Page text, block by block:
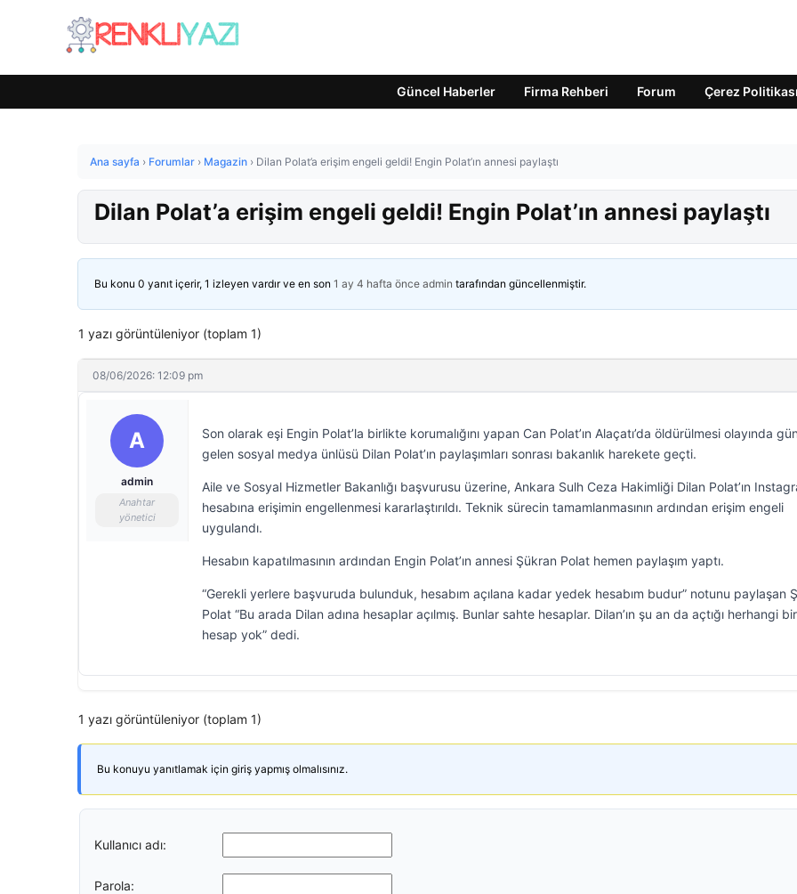
Güncel Haberler Firma Rehberi Forum Çerez Politikası
Ana sayfa › Forumlar › Magazin › Dilan Polat’a erişim engeli geldi! Engin Polat’ın annesi paylaştı
Dilan Polat’a erişim engeli geldi! Engin Polat’ın annesi paylaştı
Bu konu 0 yanıt içerir, 1 izleyen vardır ve en son 1 ay 4 hafta önce admin tarafından güncellenmiştir.
1 yazı görüntüleniyor (toplam 1)
08/06/2026: 12:09 pm
A
admin
Anahtar
yönetici
Son olarak eşi Engin Polat’la birlikte korumalığını yapan Can Polat’ın Alaçatı’da öldürülmesi olayında
gelen sosyal medya ünlüsü Dilan Polat’ın paylaşımları sonrası bakanlık harekete geçti.
Aile ve Sosyal Hizmetler Bakanlığı başvurusu üzerine, Ankara Sulh Ceza Hakimliği Dilan Polat’ın
hesabına erişimin engellenmesi kararlaştırıldı. Teknik sürecin tamamlanmasının ardından erişim engeli
uygulandı.
Hesabın kapatılmasının ardından Engin Polat’ın annesi Şükran Polat hemen paylaşım yaptı.
“Gerekli yerlere başvuruda bulunduk, hesabım açılana kadar yedek hesabım budur” notunu paylaşan
Polat “Bu arada Dilan adına hesaplar açılmış. Bunlar sahte hesaplar. Dilan’ın şu an da açtığı herhangi bir
hesap yok” dedi.
1 yazı görüntüleniyor (toplam 1)
Bu konuyu yanıtlamak için giriş yapmış olmalısınız.
Kullanıcı adı:
Parola: